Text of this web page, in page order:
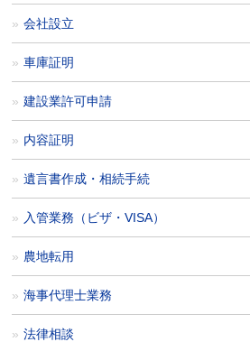
会社設立
車庫証明
建設業許可申請
内容証明
遺言書作成・相続手続
入管業務（ビザ・VISA）
農地転用
海事代理士業務
法律相談